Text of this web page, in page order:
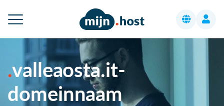
valleaosta.it-
domeinnaam